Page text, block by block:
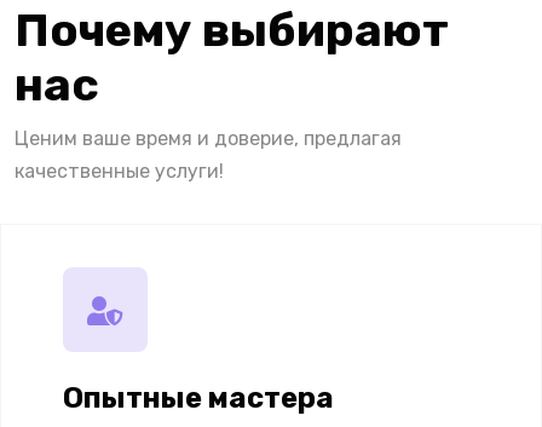
Почему выбирают
нас
Ценим ваше время и доверие, предлагая
качественные услуги!
Опытные мастера